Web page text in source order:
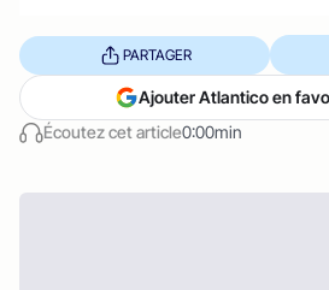
Écoutez cet article0:00min
PARTAGER
Ajouter Atlantico en